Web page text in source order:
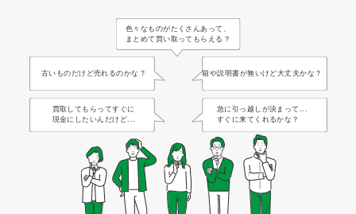
色々なものがたくさんあって、
まとめて買い取ってもらえる？
古いものだけど売れるのかな？ 箱や説明書が無いけど大丈夫かな？
買取してもらってすぐに
現金にしたいんだけど...
急に引っ越しが決まって...
すぐに来てくれるかな？